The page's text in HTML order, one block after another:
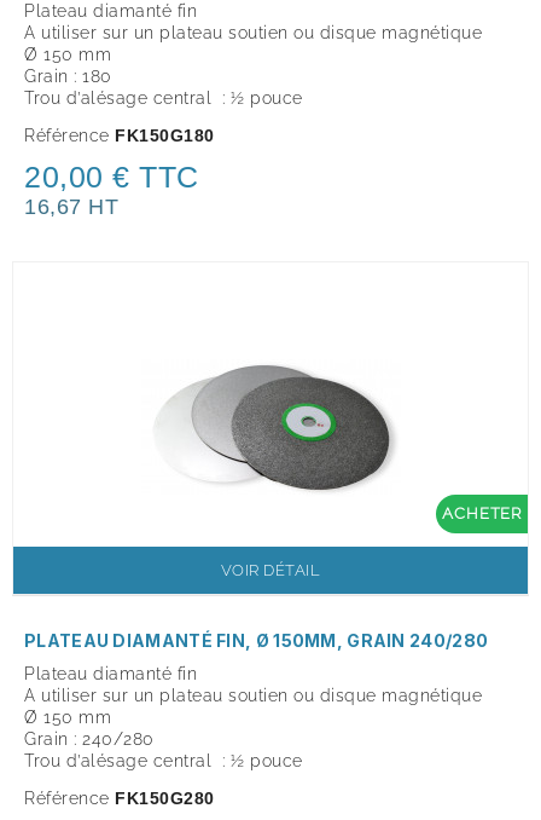
Plateau diamanté fin
A utiliser sur un plateau soutien ou disque magnétique
Ø 150 mm
Grain : 180
Trou d’alésage central : ½ pouce
Référence FK150G180
20,00 € TTC
16,67 HT
ACHETER
VOIR DÉTAIL
PLATEAU DIAMANTÉ FIN, Ø 150MM, GRAIN 240/280
Plateau diamanté fin
A utiliser sur un plateau soutien ou disque magnétique
Ø 150 mm
Grain : 240/280
Trou d’alésage central : ½ pouce
Référence FK150G280